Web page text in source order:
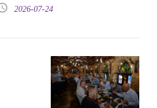
2026-07-24